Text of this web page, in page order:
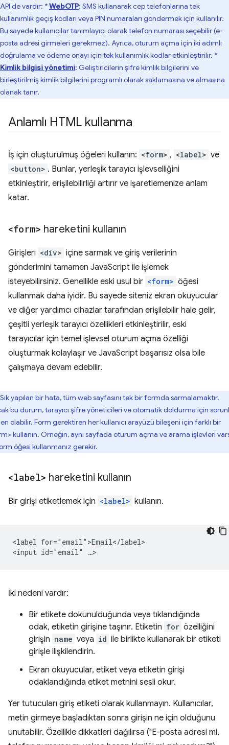
API de vardır: *WebOTP: SMS kullanarak cep telefonlarına tek
kullanımlık geçiş kodları veya PIN numaraları göndermek için kullanılır.
Bu sayede kullanıcılar tanımlayıcı olarak telefon numarası seçebilir (e-
posta adresi girmeleri gerekmez). Ayrıca, oturum açma için iki adımlı
doğrulama ve ödeme onayı için tek kullanımlık kodlar etkinleştirilir. *
Kimlik bilgisi yönetimi: Geliştiricilerin şifre kimlik bilgilerini ve
birleştirilmiş kimlik bilgilerini programlı olarak saklamasına ve almasına
olanak tanır.
Anlamlı HTML kullanma
İş için oluşturulmuş öğeleri kullanın: <form> , <label> ve
<button> . Bunlar, yerleşik tarayıcı işlevselliğini
etkinleştirir, erişilebilirliği artırır ve işaretlemenize anlam
katar.
<form> hareketini kullanın
Girişleri <div> içine sarmak ve giriş verilerinin
gönderimini tamamen JavaScript ile işlemek
isteyebilirsiniz. Genellikle eski usul bir <form> öğesi
kullanmak daha iyidir. Bu sayede siteniz ekran okuyucular
ve diğer yardımcı cihazlar tarafından erişilebilir hale gelir,
çeşitli yerleşik tarayıcı özellikleri etkinleştirilir, eski
tarayıcılar için temel işlevsel oturum açma özelliği
oluşturmak kolaylaşır ve JavaScript başarısız olsa bile
çalışmaya devam edebilir.
Sık yapılan bir hata, tüm web sayfasını tek bir formda sarmalamaktır.
bu durum, tarayıcı şifre yöneticileri ve otomatik doldurma için
olabilir. Form gerektiren her kullanıcı arayüzü bileşeni için farklı bir
kullanın. Örneğin, aynı sayfada oturum açma ve arama işlevleri
öğesi kullanmanız gerekir.
<label> hareketini kullanın
Bir girişi etiketlemek için <label> kullanın.
<label for="email">Email</label>
İki nedeni vardır:
Bir etikete dokunulduğunda veya tıklandığında
odak, etiketin girişine taşınır. Etiketin for özelliğini
girişin name veya id ile birlikte kullanarak bir etiketi
girişle ilişkilendirin.
Ekran okuyucular, etiket veya etiketin girişi
odaklandığında etiket metnini sesli okur.
Yer tutucuları giriş etiketi olarak kullanmayın. Kullanıcılar,
metin girmeye başladıktan sonra girişin ne için olduğunu
unutabilir. Özellikle dikkatleri dağılırsa ("E-posta adresi mi,